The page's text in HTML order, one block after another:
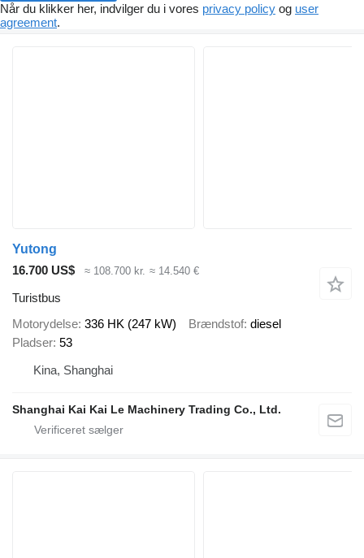
Når du klikker her, indvilger du i vores privacy policy og user
agreement.
Yutong
16.700 US$
≈ 108.700 kr. ≈ 14.540 €
Turistbus
Motorydelse 336 HK (247 kW) Brændstof diesel
Pladser 53
Kina, Shanghai
Shanghai Kai Kai Le Machinery Trading Co., Ltd.